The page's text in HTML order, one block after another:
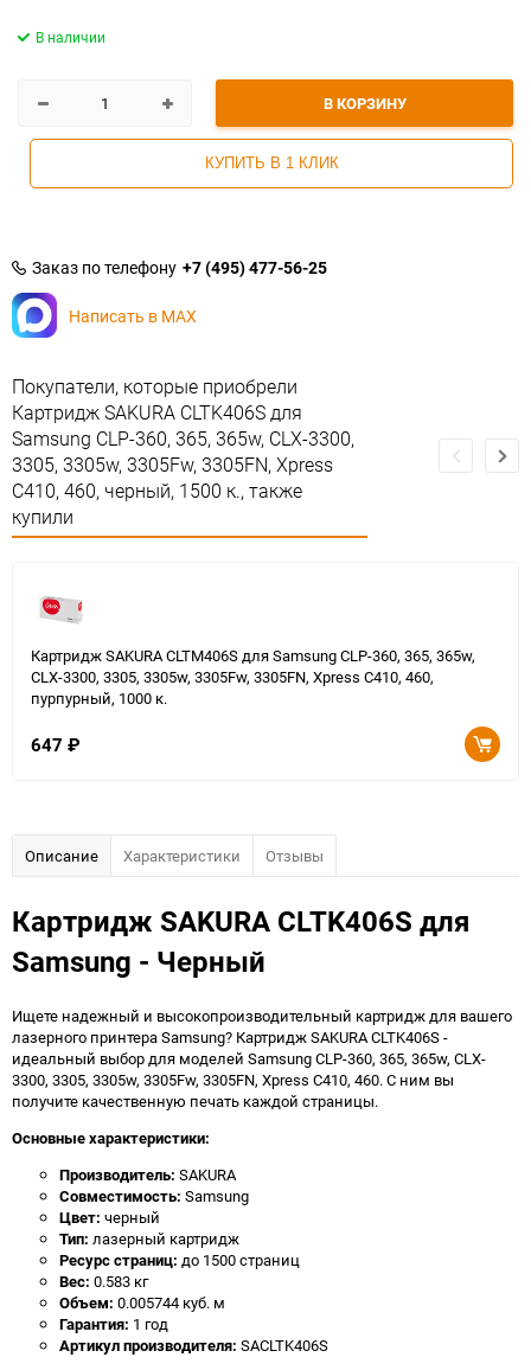
В КОРЗИНУ
КУПИТЬ В 1 КЛИК
В наличии
Заказ по телефону +7 (495) 477-56-25
Написать в MAX
Покупатели, которые приобрели
Картридж SAKURA CLTK406S для
Samsung CLP-360, 365, 365w, CLX-3300,
3305, 3305w, 3305Fw, 3305FN, Xpress
C410, 460, черный, 1500 к., также
купили
Картридж SAKURA CLTM406S для Samsung CLP-360, 365, 365w,
CLX-3300, 3305, 3305w, 3305Fw, 3305FN, Xpress C410, 460,
пурпурный, 1000 к.
647 ₽
Описание Характеристики Отзывы
Картридж SAKURA CLTK406S для
Samsung - Черный
Ищете надежный и высокопроизводительный картридж для вашего
лазерного принтера Samsung? Картридж SAKURA CLTK406S -
идеальный выбор для моделей Samsung CLP-360, 365, 365w, CLX-
3300, 3305, 3305w, 3305Fw, 3305FN, Xpress C410, 460. С ним вы
получите качественную печать каждой страницы.
Основные характеристики:
Производитель: SAKURA
Совместимость: Samsung
Цвет: черный
Тип: лазерный картридж
Ресурс страниц: до 1500 страниц
Вес: 0.583 кг
Объем: 0.005744 куб. м
Гарантия: 1 год
Артикул производителя: SACLTK406S